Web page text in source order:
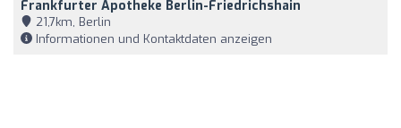
Frankfurter Apotheke Berlin-Friedrichshain
21,7km, Berlin
Informationen und Kontaktdaten anzeigen